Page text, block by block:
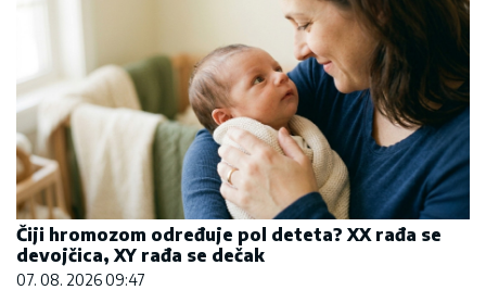
Čiji hromozom određuje pol deteta? XX rađa se
devojčica, XY rađa se dečak
07. 08. 2026 09:47